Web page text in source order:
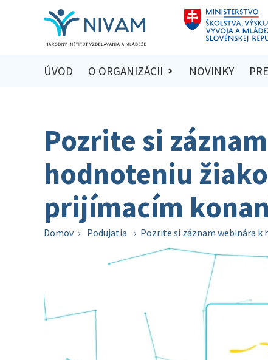
ÚVOD O ORGANIZÁCII NOVINKY
Pozrite si
hodnoteniu
prijímacím
Domov › Podujatia › Pozrite si záznam webinára k